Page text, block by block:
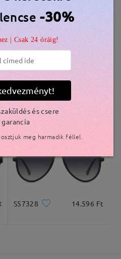
S73747 11.000 Ft
S57328 14.596 Ft
-30%
| Csak 24 óráig!
és csere
garancia
meg harmadik féllel.